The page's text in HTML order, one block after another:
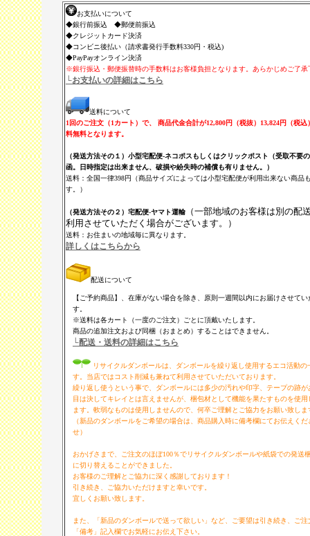
お支払いについて
◆銀行前振込 ◆郵便前振込
◆クレジットカード決済
◆コンビニ後払い（請求書発行手数料330円・税込)
◆PayPayオンライン決済
※銀行振込・郵便振替時の手数料はお客様負担となります。あらかじめご了承
└お支払いの詳細はこちら
送料について
1回のご注文（1カート）で、 商品代金合計が12,800円（税抜）13,824円（税込
料無料となります。
（発送方法その１）小型宅配便-ネコポスもしくはクリックポスト（受取不要
函。日時指定は出来ません、破損や紛失時の補償も有りません。）
送料：全国一律398円（商品サイズによっては小型宅配便が利用出来ない商品
す。）
（発送方法その２）宅配便-ヤマト運輸
（一部地域のお客様は別の配
利用させていただく場合がございます。）
送料：お住まいの地域毎に異なります。
詳しくはこちらから
配送について
【ご予約商品】、在庫がない場合を除き、原則一週間以内にお届けさせてい
す。
※送料は各カート（一度のご注文）ごとに頂戴いたします。
商品の追加注文および同梱（おまとめ）することはできません。
└配送・送料の詳細はこちら
リサイクルダンボールは、ダンボールを繰り返し使用するエコ活動の
す。当店ではコスト削減も兼ねて利用させていただいております。
繰り返し使うという事で、ダンボールには多少の汚れや印字、テープの跡が
目は決してキレイとは言えませんが、梱包材として機能を果たすものを使用
ます。軟弱なものは使用しませんので、何卒ご理解とご協力をお願い致しま
（新品のダンボールをご希望の場合は、商品購入時に備考欄にてお伝えくだ
せ）
おかげさまで、ご注文のほぼ100％でリサイクルダンボールや紙袋での発送
に切り替えることができました。
お客様のご理解とご協力に深く感謝しております！
引き続き、ご協力いただけますと幸いです。
宜しくお願い致します。
また、「新品のダンボールで送って欲しい」など、ご要望は引き続き、ご注
「備考」記入欄でお気軽にお伝え下さい。